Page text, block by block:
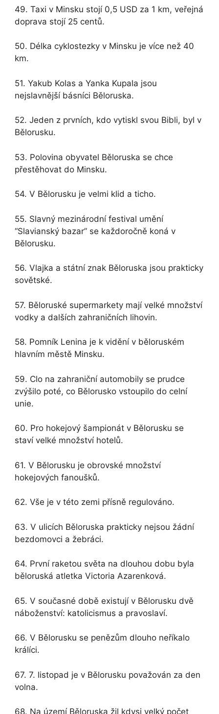
49. Taxi v Minsku stojí 0,5 USD za 1 km, veřejná
doprava stojí 25 centů.
50. Délka cyklostezky v Minsku je více než 40
km.
51. Yakub Kolas a Yanka Kupala jsou
nejslavnější básníci Běloruska.
52. Jeden z prvních, kdo vytiskl svou Bibli, byl v
Bělorusku.
53. Polovina obyvatel Běloruska se chce
přestěhovat do Minsku.
54. V Bělorusku je velmi klid a ticho.
55. Slavný mezinárodní festival umění
“Slavianský bazar” se každoročně koná v
Bělorusku.
56. Vlajka a státní znak Běloruska jsou prakticky
sovětské.
57. Běloruské supermarkety mají velké množství
vodky a dalších zahraničních lihovin.
58. Pomník Lenina je k vidění v běloruském
hlavním městě Minsku.
59. Clo na zahraniční automobily se prudce
zvýšilo poté, co Bělorusko vstoupilo do celní
unie.
60. Pro hokejový šampionát v Bělorusku se
staví velké množství hotelů.
61. V Bělorusku je obrovské množství
hokejových fanoušků.
62. Vše je v této zemi přísně regulováno.
63. V ulicích Běloruska prakticky nejsou žádní
bezdomovci a žebráci.
64. První raketou světa na dlouhou dobu byla
běloruská atletka Victoria Azarenková.
65. V současné době existují v Bělorusku dvě
náboženství: katolicismus a pravoslaví.
66. V Bělorusku se penězům dlouho neříkalo
králíci.
67. 7. listopad je v Bělorusku považován za den
volna.
68. Na území Běloruska žil kdysi velký počet